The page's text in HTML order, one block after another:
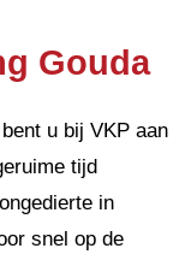
Gouda
u bij VKP aan
tijd
in
snel op de